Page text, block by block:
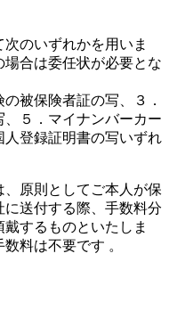
のいずれかを用いま
合は委任状が必要とな
被保険者証の写、３．
５．マイナンバーカー
人登録証明書の写いずれ
原則としてご本人が保
送付する際、手数料分
するものといたしま
料は不要です 。